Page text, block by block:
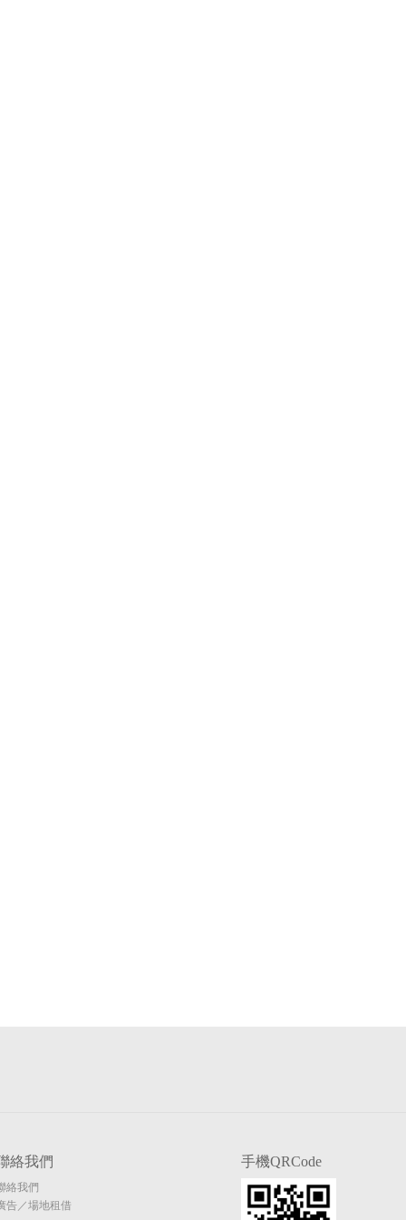
絡我們
絡我們
告／場地租借
手機QRCode